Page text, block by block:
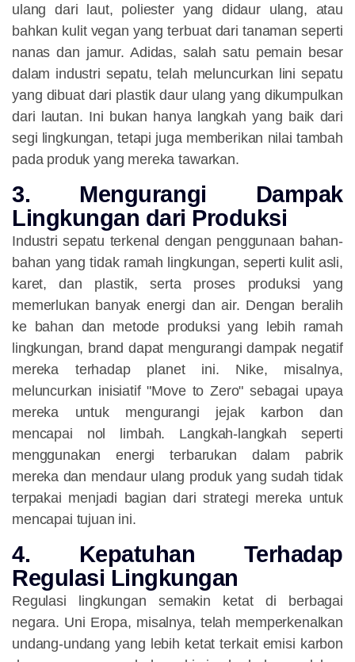
ulang dari laut, poliester yang didaur ulang, atau
bahkan kulit vegan yang terbuat dari tanaman seperti
nanas dan jamur. Adidas, salah satu pemain besar
dalam industri sepatu, telah meluncurkan lini sepatu
yang dibuat dari plastik daur ulang yang dikumpulkan
dari lautan. Ini bukan hanya langkah yang baik dari
segi lingkungan, tetapi juga memberikan nilai tambah
pada produk yang mereka tawarkan.
3. Mengurangi Dampak
Lingkungan dari Produksi
Industri sepatu terkenal dengan penggunaan bahan-
bahan yang tidak ramah lingkungan, seperti kulit asli,
karet, dan plastik, serta proses produksi yang
memerlukan banyak energi dan air. Dengan beralih
ke bahan dan metode produksi yang lebih ramah
lingkungan, brand dapat mengurangi dampak negatif
mereka terhadap planet ini. Nike, misalnya,
meluncurkan inisiatif "Move to Zero" sebagai upaya
mereka untuk mengurangi jejak karbon dan
mencapai nol limbah. Langkah-langkah seperti
menggunakan energi terbarukan dalam pabrik
mereka dan mendaur ulang produk yang sudah tidak
terpakai menjadi bagian dari strategi mereka untuk
mencapai tujuan ini.
4. Kepatuhan Terhadap
Regulasi Lingkungan
Regulasi lingkungan semakin ketat di berbagai
negara. Uni Eropa, misalnya, telah memperkenalkan
undang-undang yang lebih ketat terkait emisi karbon